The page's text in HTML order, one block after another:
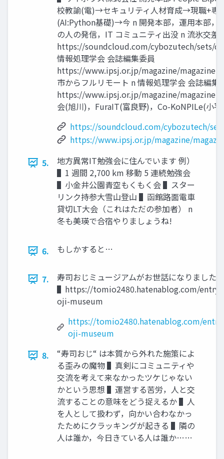
校教諭(電)→セキュリティ⼈材育成→現職+専
(AI:Python基礎)→今 n 開発本部，運⽤本部，
の⼈の発信，IT コミュニティ出没 n 流氷交差
https://soundcloud.com/cybozutech/sets/
情報処理学会 会誌編集委員
https://www.ipsj.or.jp/magazine/
市からフルリモート n 情報処理学会 会誌編集
https://www.ipsj.or.jp/magazine/
会(旭川)，FuraIT(富良野)，Co-KoNPILe(⼩
https://soundcloud.com/cybozutech/
https://www.ipsj.or.jp/magazine/
5.
地⽅異常IT勉強会に住んでいます 例）
▌1 週間 2,700 km 移動 5 連続勉強会
▌⼩⾦井公園⻘空もくもく会 ▌スター
リンク持参⼤雪⼭登⼭ ▌函館路⾯電⾞
貸切LT⼤会（これはただの参加者） n
冬も美瑛で合宿やりましょうね!
6. もしかすると…
7.
寿司おじミュージアムがお世話になりました
▌https://tomio2480.hatenablog.com/entry/
oji-museum
https://tomio2480.hatenablog.com/
oji-museum
8.
“寿司おじ“ は本質から外れた施策によ
る歪みの魔物 ▌真剣にコミュニティや
交流を考えて来なかったツケじゃない
かという思想 ▌運営する苦労，⼈と交
流することの意味をどう捉えるか ▌⼈
を⼈として扱わず，向かい合わなかっ
たためにクラッキングが起きる ▌隣の
⼈は誰か，今⽇きている⼈は誰か……